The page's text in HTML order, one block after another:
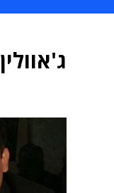
ג'אוולין